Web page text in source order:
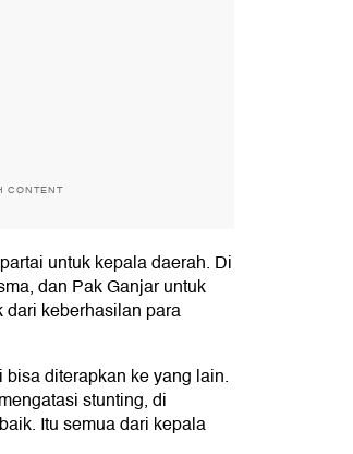
CONTENT
untuk kepala daerah. Di
dan Pak Ganjar untuk
dari keberhasilan para
diterapkan ke yang lain.
stunting, di
Itu semua dari kepala